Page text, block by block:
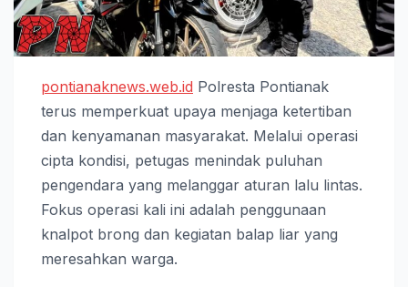
pontianaknews.web.id Polresta Pontianak
terus memperkuat upaya menjaga ketertiban
dan kenyamanan masyarakat. Melalui operasi
cipta kondisi, petugas menindak puluhan
pengendara yang melanggar aturan lalu lintas.
Fokus operasi kali ini adalah penggunaan
knalpot brong dan kegiatan balap liar yang
meresahkan warga.